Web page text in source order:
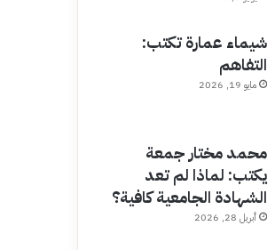
شيماء عمارة تكتب:
التفاهم
مايو 19, 2026
محمد مختار جمعة
يكتب: لماذا لم تعد
الشهادة الجامعية كافية؟
أبريل 28, 2026